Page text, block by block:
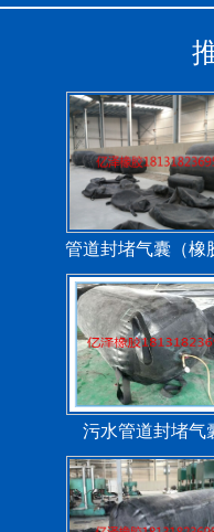
管道封堵气囊（橡
堵）
污水管道封堵气